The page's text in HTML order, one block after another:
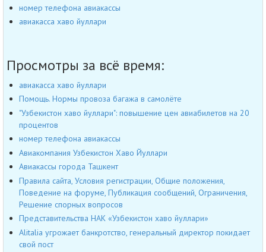
номер телефона авиакассы
авиакасса хаво йуллари
Просмотры за всё время:
авиакасса хаво йуллари
Помощь. Нормы провоза багажа в самолёте
"Узбекистон хаво йуллари": повышение цен авиабилетов на 20
процентов
номер телефона авиакассы
Авиакомпания Узбекистон Хаво Йуллари
Авиакассы города Ташкент
Правила сайта, Условия регистрации, Общие положения,
Поведение на форуме, Публикация сообщений, Ограничения,
Решение спорных вопросов
Представительства НАК «Узбекистон хаво йуллари»
Alitalia угрожает банкротство, генеральный директор покидает
свой пост